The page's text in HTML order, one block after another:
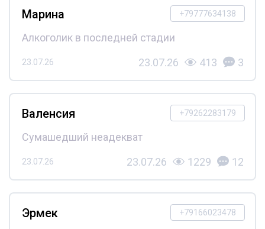
+79777634138
Марина
Алкоголик в последней стадии
23.07.26 23.07.26 413 3
+79262283179
Валенсия
Сумашедший неадекват
23.07.26 23.07.26 1229 12
+79166023478
Эрмек